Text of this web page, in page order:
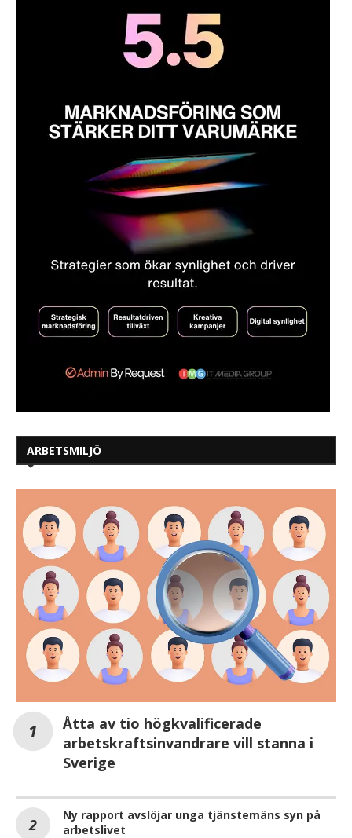
ARBETSMILJÖ
Åtta av tio högkvalificerade
arbetskraftsinvandrare vill stanna i
Sverige
Ny rapport avslöjar unga tjänstemäns syn på
arbetslivet